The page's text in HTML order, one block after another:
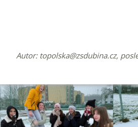
Autor: topolska@zsdubina.cz,